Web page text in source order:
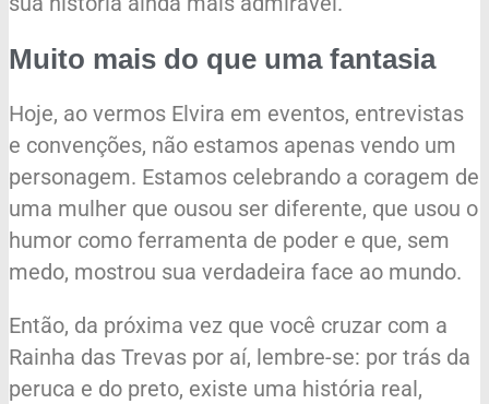
Muito mais do que uma fantasia
Hoje, ao vermos Elvira em eventos, entrevistas
e convenções, não estamos apenas vendo um
personagem. Estamos celebrando a coragem de
uma mulher que ousou ser diferente, que usou o
humor como ferramenta de poder e que, sem
medo, mostrou sua verdadeira face ao mundo.
Então, da próxima vez que você cruzar com a
Rainha das Trevas por aí, lembre-se: por trás da
peruca e do preto, existe uma história real,